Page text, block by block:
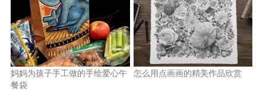
妈妈为孩子手工做的手绘爱心午
餐袋
怎么用点画画的精美作品欣赏